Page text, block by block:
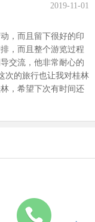
2019-11-01
，而且留下很好的印
，而且整个游览过程
交流，他非常耐心的
次的旅行也让我对桂林
，希望下次有时间还